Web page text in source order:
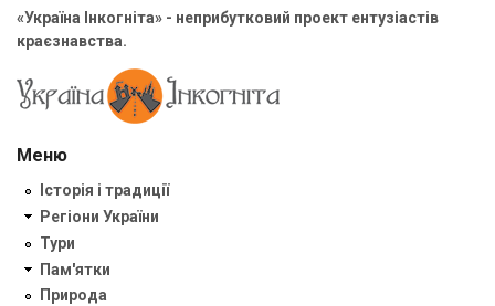
«Україна Інкогніта» - неприбутковий проект ентузіастів
краєзнавства.
Меню
Історія і традиції
Регіони України
Тури
Пам'ятки
Природа